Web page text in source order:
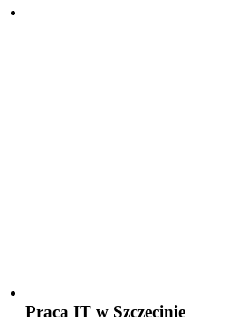
Praca IT w Szczecinie